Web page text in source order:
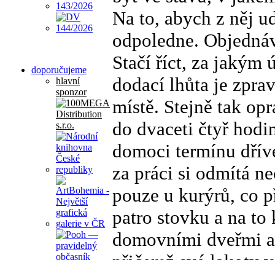
doporučujeme
hlavní
sponzor
Na to, abych z něj
odpoledne.
Stačí říct, za jakým
dodací lhůta je
místě. Stejně tak
do dvaceti čtyř
domoci termínu
za práci si odmítá
pouze u kurýrů, co
patro stovku a na to
domovními dveřmi